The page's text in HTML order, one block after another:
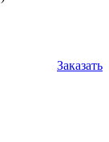
Заказать